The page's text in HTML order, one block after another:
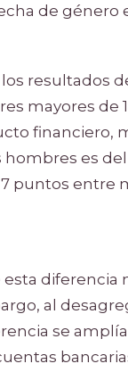
de género
resultados
mayores de
financiero,
es del
puntos entre
diferencia
al
se